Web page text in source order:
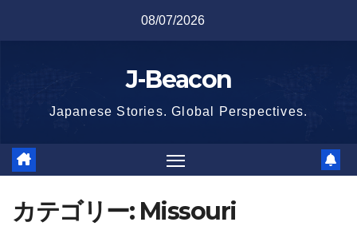
08/07/2026
J-Beacon
Japanese Stories. Global Perspectives.
カテゴリー: Missouri